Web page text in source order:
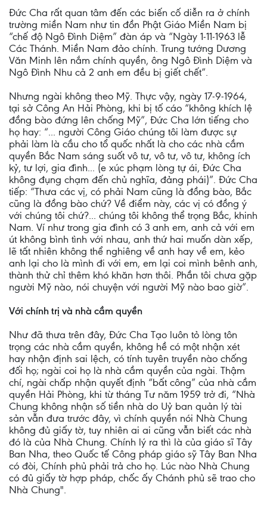
Đức Cha rất quan tâm đến các biến cố diễn ra ở chính
trường miền Nam như tin đồn Phật Giáo Miền Nam bị
“chế độ Ngô Đình Diệm” đàn áp và “Ngày 1-11-1963 lễ
Các Thánh. Miền Nam đảo chính. Trung tướng Dương
Văn Minh lên nắm chính quyền, ông Ngô Đình Diệm và
Ngô Đình Nhu cả 2 anh em đều bị giết chết”.
Nhưng ngài không theo Mỹ. Thực vậy, ngày 17-9-1964,
tại sở Công An Hải Phòng, khi bị tố cáo “không khích lệ
đồng bào đứng lên chống Mỹ”, Đức Cha lớn tiếng cho
họ hay: “... người Công Giáo chúng tôi làm được sự
phải làm là cầu cho tổ quốc nhất là cho các nhà cầm
quyền Bắc Nam sáng suốt vô tư, vô tư, vô tư, không ích
kỷ, tư lợi, gia đình... (e xúc phạm lòng tự ái, Đức Cha
không đụng chạm đến chủ nghĩa, đảng phái)”. Đức Cha
tiếp: “Thưa các vị, có phải Nam cũng là đồng bào, Bắc
cũng là đồng bào chứ? Về điểm này, các vị có đồng ý
với chúng tôi chứ?... chúng tôi không thể trọng Bắc, khinh
Nam. Ví như trong gia đình có 3 anh em, anh cả với em
út không bình tình với nhau, anh thứ hai muốn dàn xếp,
lẽ tất nhiên không thể nghiêng về anh hay về em, kẻo
anh lại cho là mình đi với em, em lại coi mình bênh anh,
thành thử chỉ thêm khó khăn hơn thôi. Phần tôi chưa gặp
người Mỹ nào, nói chuyện với người Mỹ nào bao giờ”.
Với chính trị và nhà cầm quyền
Như đã thưa trên đây, Đức Cha Tạo luôn tỏ lòng tôn
trọng các nhà cầm quyền, không hề có một nhận xét
hay nhận định sai lệch, có tính tuyên truyền nào chống
đối họ; ngài coi họ là nhà cầm quyền của ngài. Thậm
chí, ngài chấp nhận quyết định “bất công” của nhà cầm
quyền Hải Phòng, khi từ tháng Tư năm 1959 trở đi, “Nhà
Chung không nhận số tiền nhà do Uỷ ban quản lý tài
sản vẫn đưa trước đây, vì chính quyền nói Nhà Chung
không đủ giấy tờ, tuy nhiên ai ai cũng vẫn biết các nhà
đó là của Nhà Chung. Chính lý ra thì là của giáo sĩ Tây
Ban Nha, theo Quốc tế Công pháp giáo sỹ Tây Ban Nha
có đòi, Chính phủ phải trả cho họ. Lúc nào Nhà Chung
có đủ giấy tờ hợp pháp, chốc ấy Chánh phủ sẽ trao cho
Nhà Chung".